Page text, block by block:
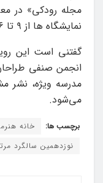
مجله رودکی» در
نمایشگاه ها از ۹ تا ۱۶ آذر دایر خواهد بود.
گفتنی است این
انجمن صنفی طراحان
مدرسه ویژه، نشر
می‌شود.
برچسب ها: خانه
نوزدهمین سالگرد